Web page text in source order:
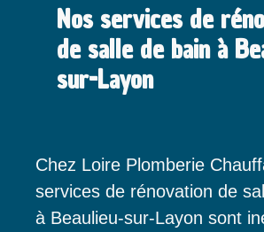
Nos services de
de salle de bain à
sur-Layon
Chez Loire Plomberie
services de rénovation de
à Beaulieu-sur-Layon sont